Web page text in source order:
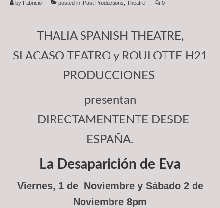
Subscriptions
by Fabricio posted in: Past Productions Theatre 0
THALIA SPANISH THEATRE,
SI ACASO TEATRO y ROULOTTE H21
PRODUCCIONES
presentan
DIRECTAMENTENTE DESDE
ESPAÑA.
La Desaparición de Eva
Viernes, 1 de Noviembre y Sábado 2 de
Noviembre 8pm